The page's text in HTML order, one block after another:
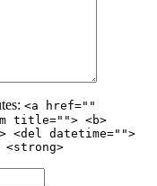
<a href=""
title=""> <b>
<del datetime="">